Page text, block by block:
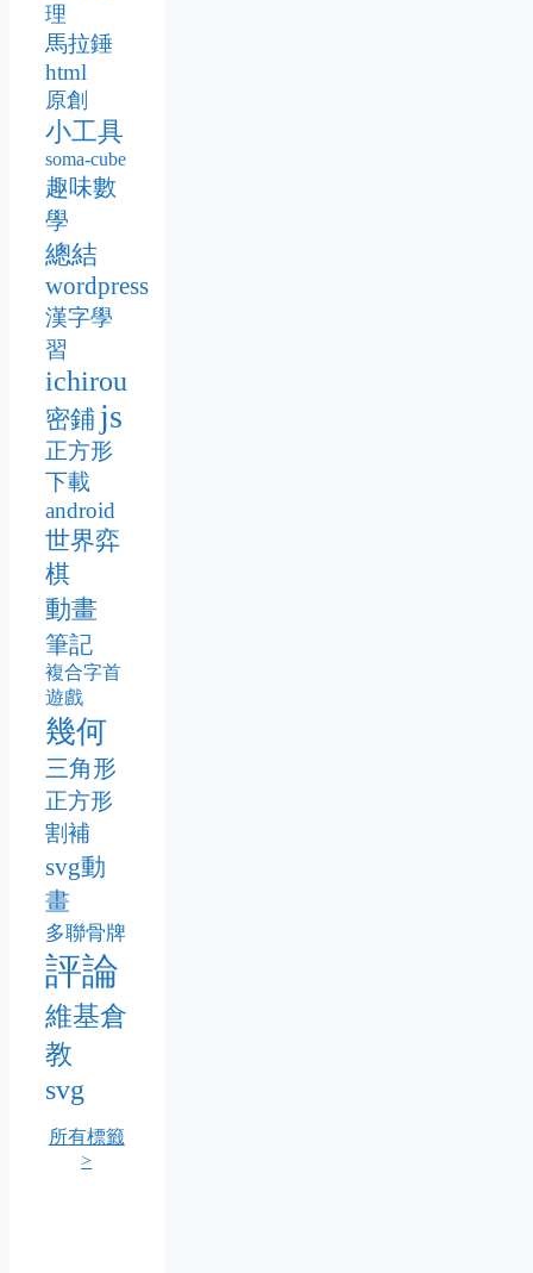
理
馬拉錘
html
原創
小工具
soma-cube
趣味數
學
總結
wordpress
漢字學
習
ichirou
密鋪 js
正方形
下載
android
世界弈
棋
動畫
筆記
複合字首
遊戲
幾何
三角形
正方形
割補
svg動
畫
多聯骨牌
評論
維基倉
教
svg
所有標籤
>